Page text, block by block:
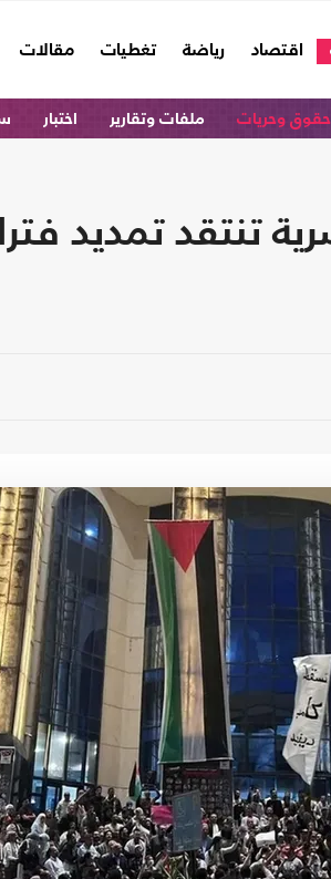
اقتصاد رياضة تغطيات مقالات
حقوق وحريات ملفات وتقارير اختبار
تنتقد تمديد